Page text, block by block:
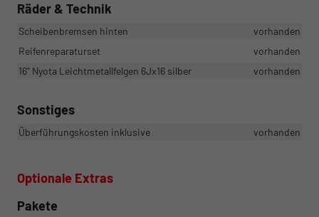
Räder & Technik
Scheibenbremsen hinten
vorhanden
Reifenreparaturset
vorhanden
16" Nyota Leichtmetallfelgen 6Jx16 silber
vorhanden
Sonstiges
Überführungskosten inklusive vorhanden
Optionale Extras
Pakete